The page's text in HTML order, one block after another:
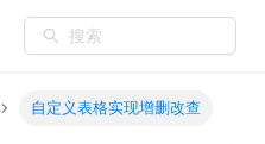
搜索
自定义表格实现增删改查